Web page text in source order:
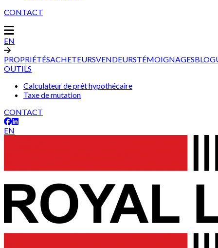
CONTACT
EN
PROPRIÉTÉSACHETEURSVENDEURSTÉMOIGNAGES
OUTILS
Calculateur de prêt hypothécaire
Taxe de mutation
CONTACT
EN